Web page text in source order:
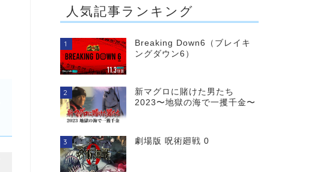
人気記事ランキング
1
Breaking Down6（ブレイキ
ングダウン6）
2
新マグロに賭けた男たち
2023〜地獄の海で一攫千金〜
3 劇場版 呪術廻戦 0